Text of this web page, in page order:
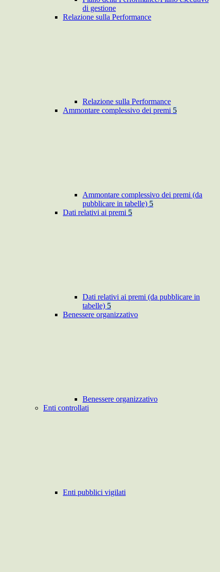
di gestione
Relazione sulla Performance
Relazione sulla Performance
Ammontare complessivo dei premi 5
Ammontare complessivo dei premi (da
pubblicare in tabelle) 5
Dati relativi ai premi 5
Dati relativi ai premi (da pubblicare in
tabelle) 5
Benessere organizzativo
Benessere organizzativo
Enti controllati
Enti pubblici vigilati